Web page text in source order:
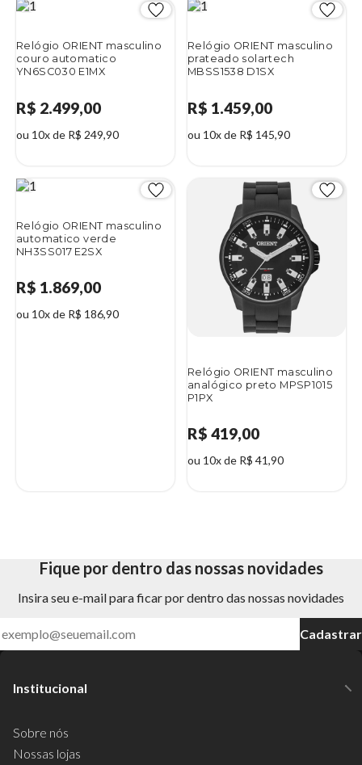
Relógio ORIENT masculino
couro automatico
YN6SC030 E1MX
R$ 2.499,00
ou 10x de R$ 249,90
Relógio ORIENT masculino
prateado solartech
MBSS1538 D1SX
R$ 1.459,00
ou 10x de R$ 145,90
Relógio ORIENT masculino
automatico verde
NH3SS017 E2SX
R$ 1.869,00
ou 10x de R$ 186,90
Relógio ORIENT masculino
analógico preto MPSP1015
P1PX
R$ 419,00
ou 10x de R$ 41,90
Fique por dentro das nossas novidades
Insira seu e-mail para ficar por dentro das nossas novidades
Cadastrar
Institucional
Sobre nós
Nossas lojas